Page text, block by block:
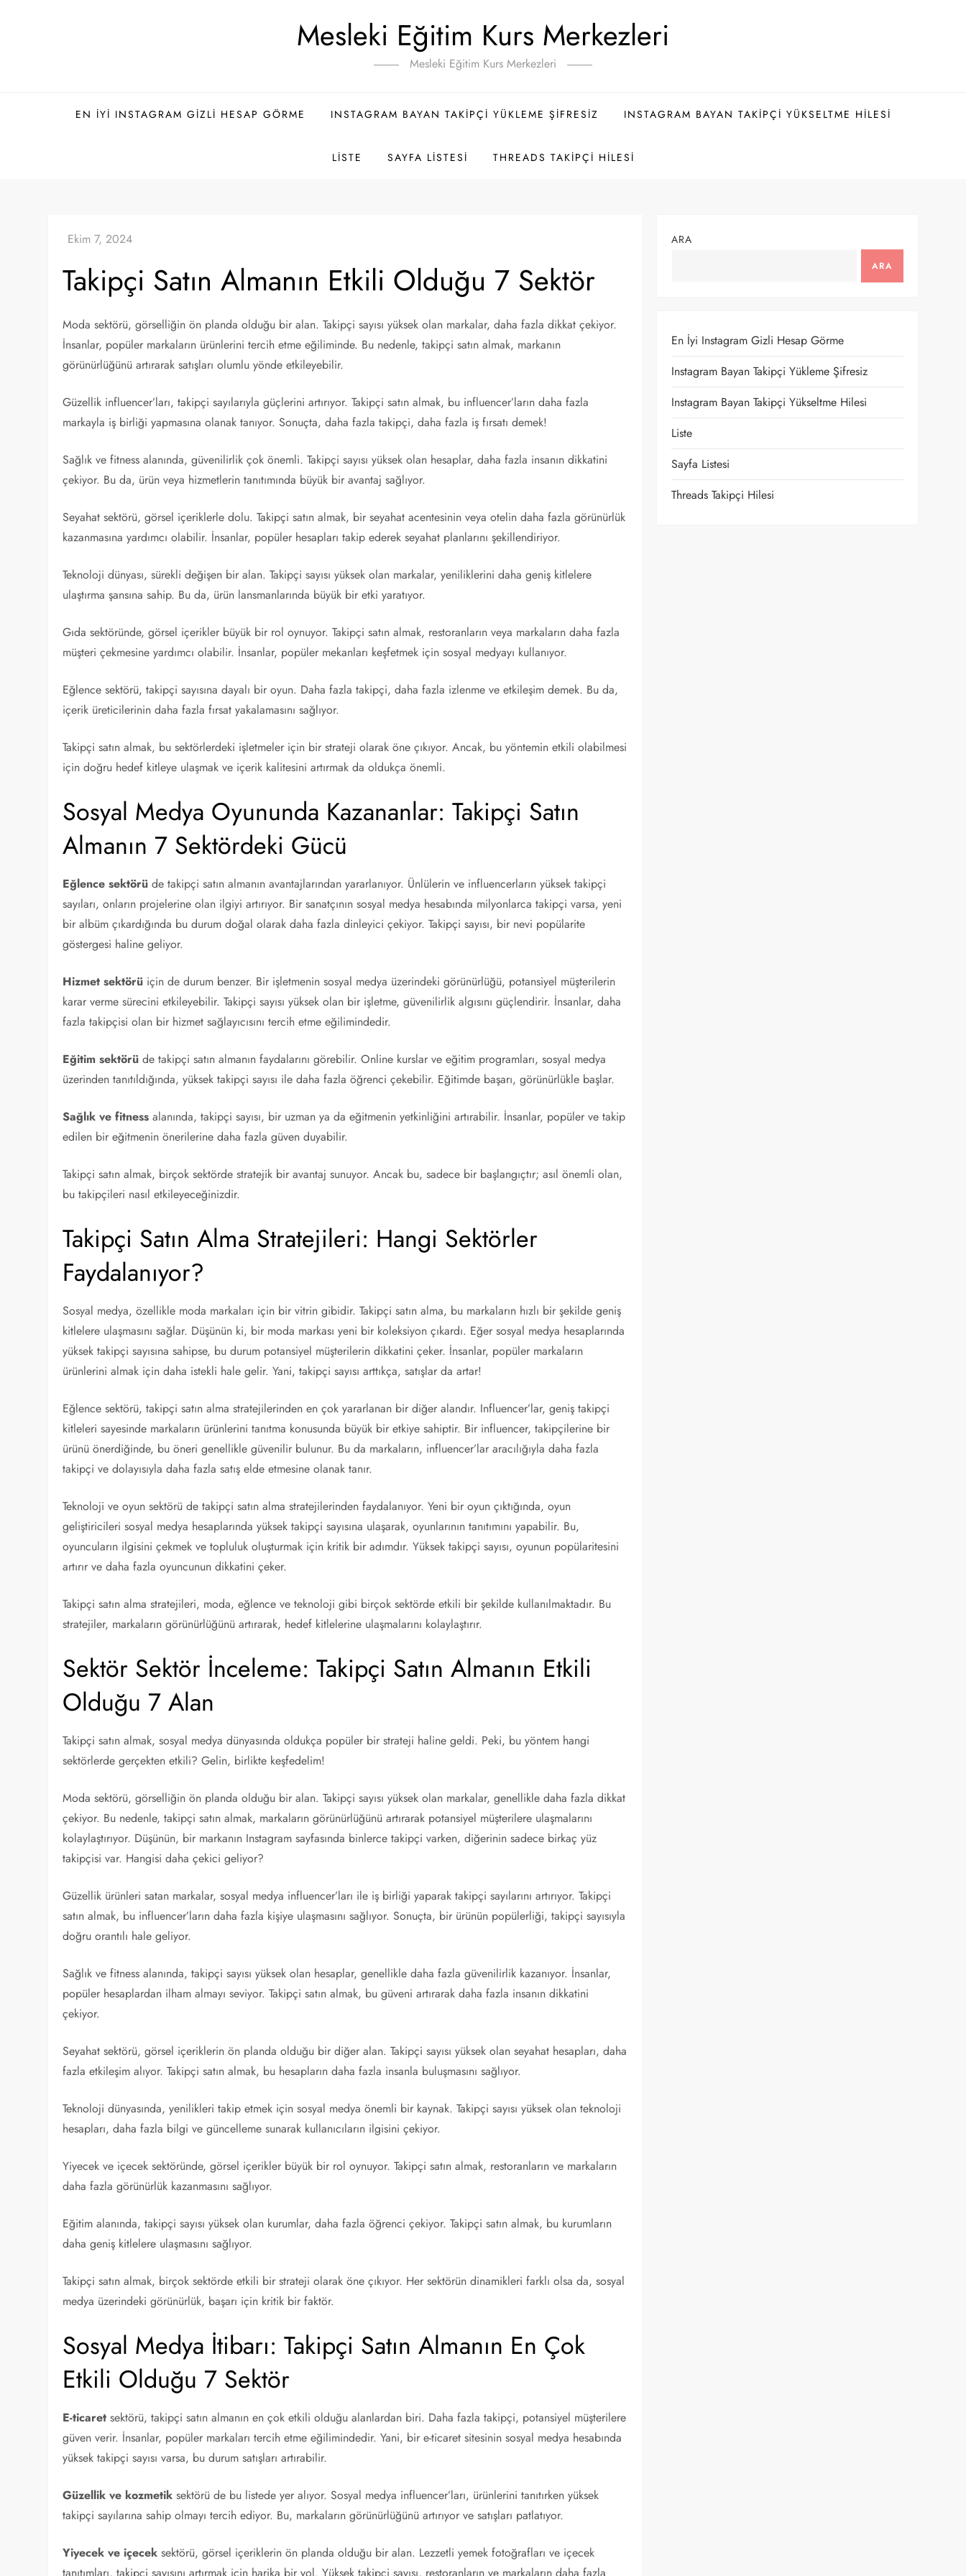
Mesleki Eğitim Kurs Merkezleri
Mesleki Eğitim Kurs Merkezleri
EN İYI INSTAGRAM GIZLI HESAP GÖRME INSTAGRAM BAYAN TAKIPÇI YÜKLEME ŞIFRESIZ INSTAGRAM BAYAN TAKIPÇI YÜKSELTME HILESI
LISTE SAYFA LISTESI THREADS TAKIPÇI HILESI
Takipçi Satın Almanın Etkili Olduğu 7 Sektör
Moda sektörü, görselliğin ön planda olduğu bir alan. Takipçi sayısı yüksek olan markalar, daha fazla dikkat çekiyor.
İnsanlar, popüler markaların ürünlerini tercih etme eğiliminde. Bu nedenle, takipçi satın almak, markanın
görünürlüğünü artırarak satışları olumlu yönde etkileyebilir.
Güzellik influencer’ları, takipçi sayılarıyla güçlerini artırıyor. Takipçi satın almak, bu influencer’ların daha fazla
markayla iş birliği yapmasına olanak tanıyor. Sonuçta, daha fazla takipçi, daha fazla iş fırsatı demek!
Sağlık ve fitness alanında, güvenilirlik çok önemli. Takipçi sayısı yüksek olan hesaplar, daha fazla insanın dikkatini
çekiyor. Bu da, ürün veya hizmetlerin tanıtımında büyük bir avantaj sağlıyor.
Seyahat sektörü, görsel içeriklerle dolu. Takipçi satın almak, bir seyahat acentesinin veya otelin daha fazla görünürlük
kazanmasına yardımcı olabilir. İnsanlar, popüler hesapları takip ederek seyahat planlarını şekillendiriyor.
Teknoloji dünyası, sürekli değişen bir alan. Takipçi sayısı yüksek olan markalar, yeniliklerini daha geniş kitlelere
ulaştırma şansına sahip. Bu da, ürün lansmanlarında büyük bir etki yaratıyor.
Gıda sektöründe, görsel içerikler büyük bir rol oynuyor. Takipçi satın almak, restoranların veya markaların daha fazla
müşteri çekmesine yardımcı olabilir. İnsanlar, popüler mekanları keşfetmek için sosyal medyayı kullanıyor.
Eğlence sektörü, takipçi sayısına dayalı bir oyun. Daha fazla takipçi, daha fazla izlenme ve etkileşim demek. Bu da,
içerik üreticilerinin daha fazla fırsat yakalamasını sağlıyor.
Takipçi satın almak, bu sektörlerdeki işletmeler için bir strateji olarak öne çıkıyor. Ancak, bu yöntemin etkili olabilmesi
için doğru hedef kitleye ulaşmak ve içerik kalitesini artırmak da oldukça önemli.
Sosyal Medya Oyununda Kazananlar: Takipçi Satın
Almanın 7 Sektördeki Gücü
Eğlence sektörü de takipçi satın almanın avantajlarından yararlanıyor. Ünlülerin ve influencerların yüksek takipçi
sayıları, onların projelerine olan ilgiyi artırıyor. Bir sanatçının sosyal medya hesabında milyonlarca takipçi varsa, yeni
bir albüm çıkardığında bu durum doğal olarak daha fazla dinleyici çekiyor. Takipçi sayısı, bir nevi popülarite
göstergesi haline geliyor.
Hizmet sektörü için de durum benzer. Bir işletmenin sosyal medya üzerindeki görünürlüğü, potansiyel müşterilerin
karar verme sürecini etkileyebilir. Takipçi sayısı yüksek olan bir işletme, güvenilirlik algısını güçlendirir. İnsanlar, daha
fazla takipçisi olan bir hizmet sağlayıcısını tercih etme eğilimindedir.
Eğitim sektörü de takipçi satın almanın faydalarını görebilir. Online kurslar ve eğitim programları, sosyal medya
üzerinden tanıtıldığında, yüksek takipçi sayısı ile daha fazla öğrenci çekebilir. Eğitimde başarı, görünürlükle başlar.
Sağlık ve fitness alanında, takipçi sayısı, bir uzman ya da eğitmenin yetkinliğini artırabilir. İnsanlar, popüler ve takip
edilen bir eğitmenin önerilerine daha fazla güven duyabilir.
Takipçi satın almak, birçok sektörde stratejik bir avantaj sunuyor. Ancak bu, sadece bir başlangıçtır; asıl önemli olan,
bu takipçileri nasıl etkileyeceğinizdir.
Takipçi Satın Alma Stratejileri: Hangi Sektörler
Faydalanıyor?
Sosyal medya, özellikle moda markaları için bir vitrin gibidir. Takipçi satın alma, bu markaların hızlı bir şekilde geniş
kitlelere ulaşmasını sağlar. Düşünün ki, bir moda markası yeni bir koleksiyon çıkardı. Eğer sosyal medya hesaplarında
yüksek takipçi sayısına sahipse, bu durum potansiyel müşterilerin dikkatini çeker. İnsanlar, popüler markaların
ürünlerini almak için daha istekli hale gelir. Yani, takipçi sayısı arttıkça, satışlar da artar!
Eğlence sektörü, takipçi satın alma stratejilerinden en çok yararlanan bir diğer alandır. Influencer’lar, geniş takipçi
kitleleri sayesinde markaların ürünlerini tanıtma konusunda büyük bir etkiye sahiptir. Bir influencer, takipçilerine bir
ürünü önerdiğinde, bu öneri genellikle güvenilir bulunur. Bu da markaların, influencer’lar aracılığıyla daha fazla
takipçi ve dolayısıyla daha fazla satış elde etmesine olanak tanır.
Teknoloji ve oyun sektörü de takipçi satın alma stratejilerinden faydalanıyor. Yeni bir oyun çıktığında, oyun
geliştiricileri sosyal medya hesaplarında yüksek takipçi sayısına ulaşarak, oyunlarının tanıtımını yapabilir. Bu,
oyuncuların ilgisini çekmek ve topluluk oluşturmak için kritik bir adımdır. Yüksek takipçi sayısı, oyunun popülaritesini
artırır ve daha fazla oyuncunun dikkatini çeker.
Takipçi satın alma stratejileri, moda, eğlence ve teknoloji gibi birçok sektörde etkili bir şekilde kullanılmaktadır. Bu
stratejiler, markaların görünürlüğünü artırarak, hedef kitlelerine ulaşmalarını kolaylaştırır.
Sektör Sektör İnceleme: Takipçi Satın Almanın Etkili
Olduğu 7 Alan
Takipçi satın almak, sosyal medya dünyasında oldukça popüler bir strateji haline geldi. Peki, bu yöntem hangi
sektörlerde gerçekten etkili? Gelin, birlikte keşfedelim!
Moda sektörü, görselliğin ön planda olduğu bir alan. Takipçi sayısı yüksek olan markalar, genellikle daha fazla dikkat
çekiyor. Bu nedenle, takipçi satın almak, markaların görünürlüğünü artırarak potansiyel müşterilere ulaşmalarını
kolaylaştırıyor. Düşünün, bir markanın Instagram sayfasında binlerce takipçi varken, diğerinin sadece birkaç yüz
takipçisi var. Hangisi daha çekici geliyor?
Güzellik ürünleri satan markalar, sosyal medya influencer’ları ile iş birliği yaparak takipçi sayılarını artırıyor. Takipçi
satın almak, bu influencer’ların daha fazla kişiye ulaşmasını sağlıyor. Sonuçta, bir ürünün popülerliği, takipçi sayısıyla
doğru orantılı hale geliyor.
Sağlık ve fitness alanında, takipçi sayısı yüksek olan hesaplar, genellikle daha fazla güvenilirlik kazanıyor. İnsanlar,
popüler hesaplardan ilham almayı seviyor. Takipçi satın almak, bu güveni artırarak daha fazla insanın dikkatini
çekiyor.
Seyahat sektörü, görsel içeriklerin ön planda olduğu bir diğer alan. Takipçi sayısı yüksek olan seyahat hesapları, daha
fazla etkileşim alıyor. Takipçi satın almak, bu hesapların daha fazla insanla buluşmasını sağlıyor.
Teknoloji dünyasında, yenilikleri takip etmek için sosyal medya önemli bir kaynak. Takipçi sayısı yüksek olan teknoloji
hesapları, daha fazla bilgi ve güncelleme sunarak kullanıcıların ilgisini çekiyor.
Yiyecek ve içecek sektöründe, görsel içerikler büyük bir rol oynuyor. Takipçi satın almak, restoranların ve markaların
daha fazla görünürlük kazanmasını sağlıyor.
Eğitim alanında, takipçi sayısı yüksek olan kurumlar, daha fazla öğrenci çekiyor. Takipçi satın almak, bu kurumların
daha geniş kitlelere ulaşmasını sağlıyor.
Takipçi satın almak, birçok sektörde etkili bir strateji olarak öne çıkıyor. Her sektörün dinamikleri farklı olsa da, sosyal
medya üzerindeki görünürlük, başarı için kritik bir faktör.
Sosyal Medya İtibarı: Takipçi Satın Almanın En Çok
Etkili Olduğu 7 Sektör
E-ticaret sektörü, takipçi satın almanın en çok etkili olduğu alanlardan biri. Daha fazla takipçi, potansiyel müşterilere
güven verir. İnsanlar, popüler markaları tercih etme eğilimindedir. Yani, bir e-ticaret sitesinin sosyal medya hesabında
yüksek takipçi sayısı varsa, bu durum satışları artırabilir.
Güzellik ve kozmetik sektörü de bu listede yer alıyor. Sosyal medya influencer’ları, ürünlerini tanıtırken yüksek
takipçi sayılarına sahip olmayı tercih ediyor. Bu, markaların görünürlüğünü artırıyor ve satışları patlatıyor.
Yiyecek ve içecek sektörü, görsel içeriklerin ön planda olduğu bir alan. Lezzetli yemek fotoğrafları ve içecek
ARA
ARA
En İyi Instagram Gizli Hesap Görme
Instagram Bayan Takipçi Yükleme Şifresiz
Instagram Bayan Takipçi Yükseltme Hilesi
Liste
Sayfa Listesi
Threads Takipçi Hilesi